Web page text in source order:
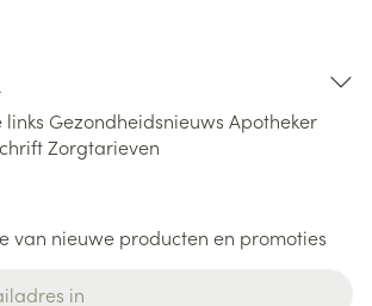
links Gezondheidsnieuws Apotheker
Zorgtarieven
van nieuwe producten en promoties